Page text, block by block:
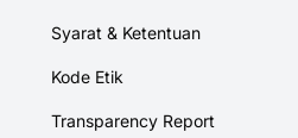
Syarat & Ketentuan
Kode Etik
Transparency Report